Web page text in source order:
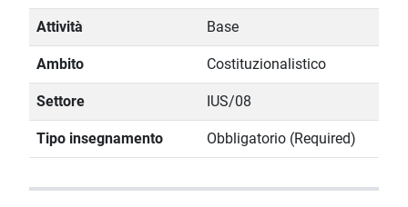
Attività Base
Ambito Costituzionalistico
Settore IUS/08
Tipo insegnamento Obbligatorio (Required)